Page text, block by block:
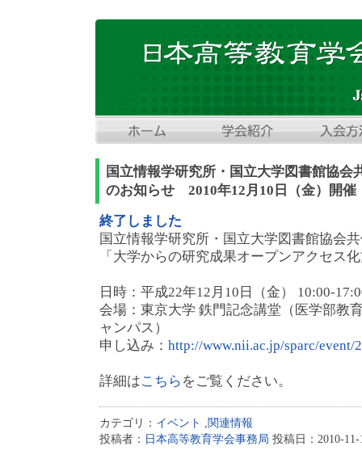
国立情報学研究所・国立大学図書館協会
のお知らせ 2010年12月10日（金）開催
終了しました
国立情報学研究所・国立大学図書館協会
「大学からの研究成果オープンアクセス
日時：平成22年12月10日（金） 10:00-
会場：東京大学 鉄門記念講堂（医学部教
ャンパス）
申し込み： http://www.nii.ac.jp/sparc/event/
詳細はこちら をご覧ください。
カテゴリ： イベント ,関連情報
投稿者： 日本高等教育学会事務局 投稿日：2010-11-